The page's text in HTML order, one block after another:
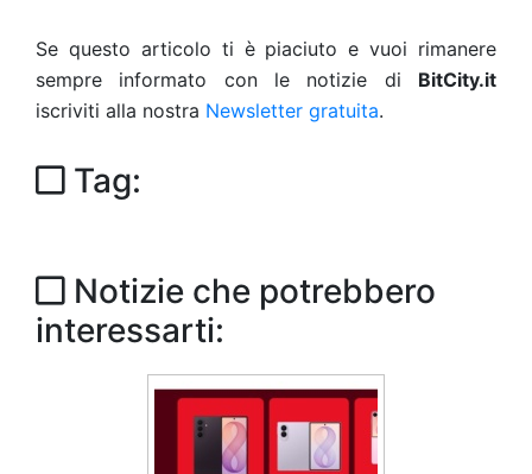
Se questo articolo ti è piaciuto e vuoi rimanere
sempre informato con le notizie di BitCity.it
iscriviti alla nostra Newsletter gratuita.
Tag:
Notizie che potrebbero
interessarti: